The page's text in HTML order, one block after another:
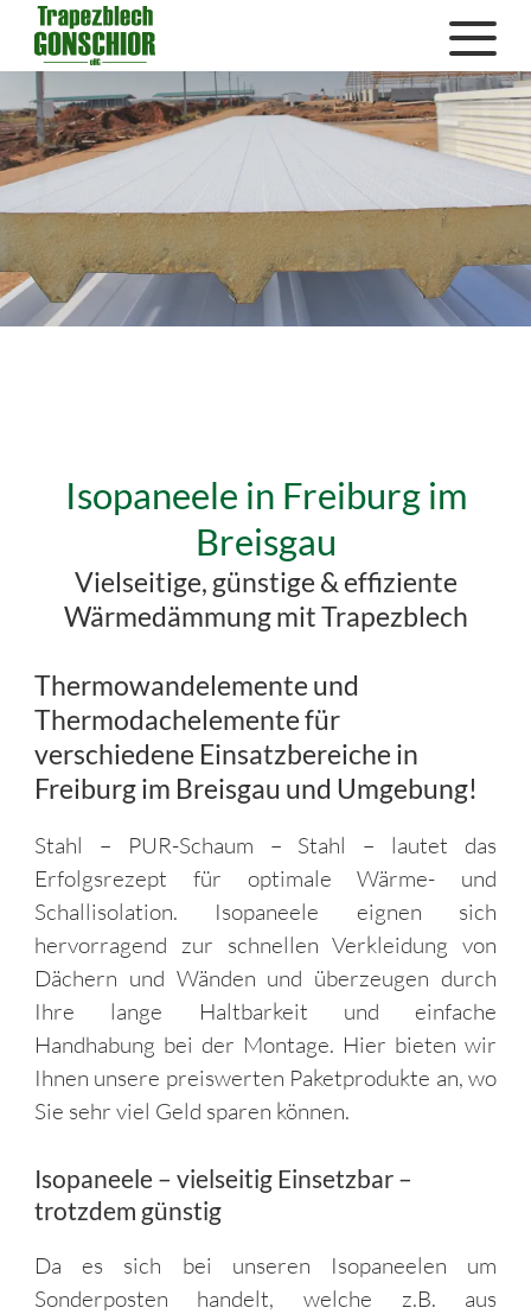
Isopaneele in Freiburg im
Breisgau
Vielseitige, günstige & effiziente
Wärmedämmung mit Trapezblech
Thermowandelemente und
Thermodachelemente für
verschiedene Einsatzbereiche in
Freiburg im Breisgau und Umgebung!
Stahl – PUR-Schaum – Stahl – lautet das
Erfolgsrezept für optimale Wärme- und
Schallisolation. Isopaneele eignen sich
hervorragend zur schnellen Verkleidung von
Dächern und Wänden und überzeugen durch
Ihre lange Haltbarkeit und einfache
Handhabung bei der Montage. Hier bieten wir
Ihnen unsere preiswerten Paketprodukte an, wo
Sie sehr viel Geld sparen können.
Isopaneele – vielseitig Einsetzbar –
trotzdem günstig
Da es sich bei unseren Isopaneelen um
Sonderposten handelt, welche z.B. aus